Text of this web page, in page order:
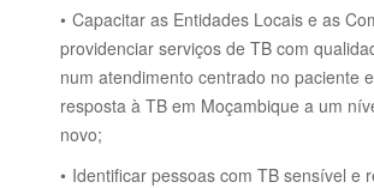
Capacitar as Entidades Locais e as
providenciar serviços de TB com
num atendimento centrado no paciente
resposta à TB em Moçambique a um
novo;
Identificar pessoas com TB sensível e